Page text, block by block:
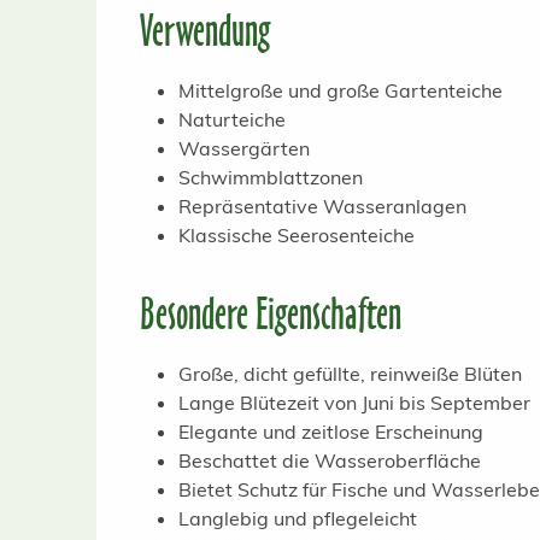
Verwendung
Mittelgroße und große Gartenteiche
Naturteiche
Wassergärten
Schwimmblattzonen
Repräsentative Wasseranlagen
Klassische Seerosenteiche
Besondere Eigenschaften
Große, dicht gefüllte, reinweiße Blüten
Lange Blütezeit von Juni bis September
Elegante und zeitlose Erscheinung
Beschattet die Wasseroberfläche
Bietet Schutz für Fische und
Langlebig und pflegeleicht